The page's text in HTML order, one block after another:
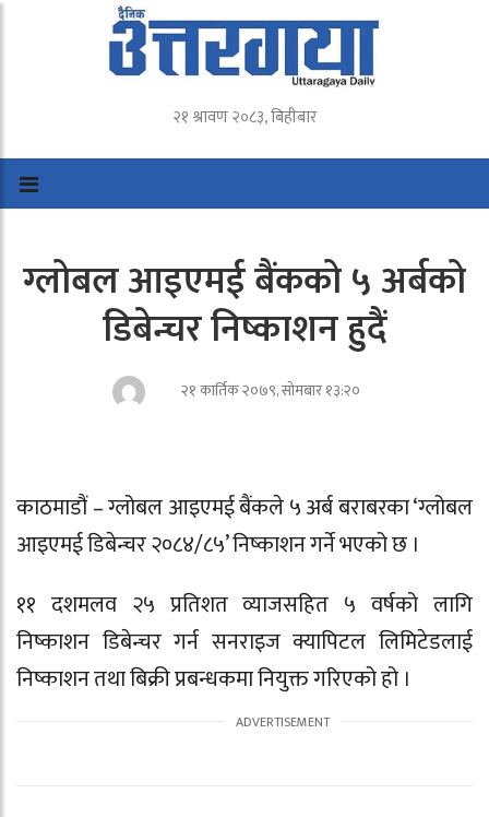
२१ श्रावण २०८३, बिहीबार
ग्लोबल आइएमई बैंकको ५ अर्बको
डिबेन्चर निष्काशन हुदैं
२१ कार्तिक २०७९, सोमबार १३:२०
काठमाडौं – ग्लोबल आइएमई बैंकले ५ अर्ब बराबरका ‘ग्लोबल
आइएमई डिबेन्चर २०८४/८५’ निष्काशन गर्ने भएको छ ।
११ दशमलव २५ प्रतिशत व्याजसहित ५ वर्षको लागि
निष्काशन डिबेन्चर गर्न सनराइज क्यापिटल लिमिटेडलाई
निष्काशन तथा बिक्री प्रबन्धकमा नियुक्त गरिएको हो ।